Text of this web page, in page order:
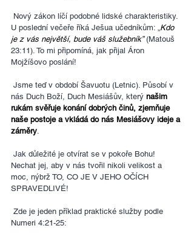
U poslední večeře říká Ješua učedníkům: „ Kdo
je z vás největší, bude váš služebník” (Matouš
23:11). To mi připomíná, jak přijal Áron
Mojžíšovo poslání!
nás Duch Boží, Duch Mesiášův, který našim
rukám svěřuje konání dobrých činů, zjemňuje
naše postoje a vkládá do nás Mesiášovy ideje a
záměry
Nechat jej, aby v nás tvořil nikoli velikost a
moc, nýbrž TO, CO JE V JEHO OČÍCH
SPRAVEDLIVÉ!
Numeri 4:21-25: